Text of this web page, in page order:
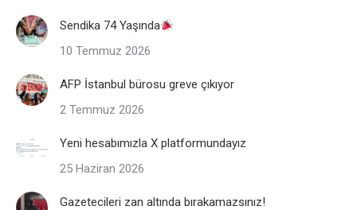
Sendika 74 Yaşında
10 Temmuz 2026
AFP İstanbul bürosu greve çıkıyor
2 Temmuz 2026
Yeni hesabımızla X platformundayız
25 Haziran 2026
Gazetecileri zan altında bırakamazsınız!